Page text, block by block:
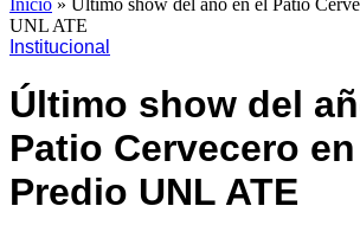
UNL ATE
Institucional
Último show del
Patio Cervecero
Predio UNL ATE